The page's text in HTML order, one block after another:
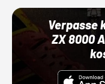
Verpasse
ZX 8000